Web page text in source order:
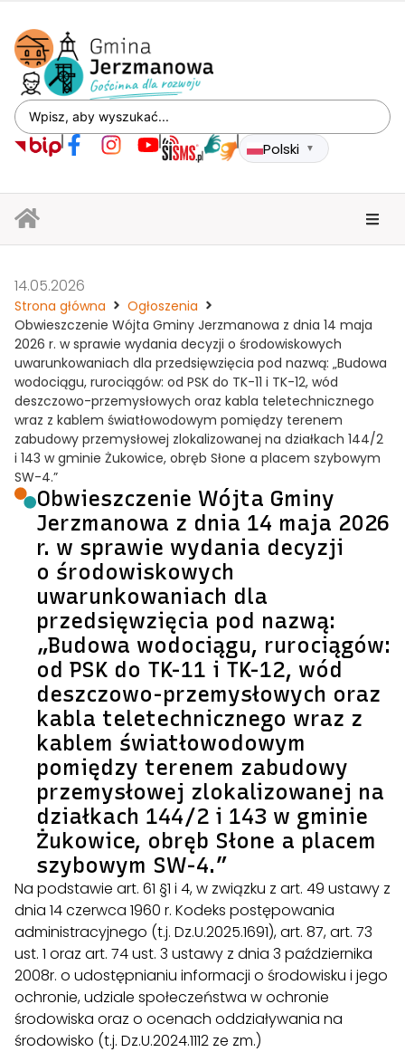
Polski ▼
14.05.2026
Strona główna
Ogłoszenia
Obwieszczenie Wójta Gminy Jerzmanowa z dnia 14 maja
2026 r. w sprawie wydania decyzji o środowiskowych
uwarunkowaniach dla przedsięwzięcia pod nazwą: „Budowa
wodociągu, rurociągów: od PSK do TK-11 i TK-12, wód
deszczowo-przemysłowych oraz kabla teletechnicznego
wraz z kablem światłowodowym pomiędzy terenem
zabudowy przemysłowej zlokalizowanej na działkach 144/2
i 143 w gminie Żukowice, obręb Słone a placem szybowym
SW-4.”
Obwieszczenie Wójta Gminy
Jerzmanowa z dnia 14 maja 2026
r. w sprawie wydania decyzji
o środowiskowych
uwarunkowaniach dla
przedsięwzięcia pod nazwą:
„Budowa wodociągu, rurociągów:
od PSK do TK-11 i TK-12, wód
deszczowo-przemysłowych oraz
kabla teletechnicznego wraz z
kablem światłowodowym
pomiędzy terenem zabudowy
przemysłowej zlokalizowanej na
działkach 144/2 i 143 w gminie
Żukowice, obręb Słone a placem
szybowym SW-4.”
Na podstawie art. 61 §1 i 4, w związku z art. 49 ustawy z
dnia 14 czerwca 1960 r. Kodeks postępowania
administracyjnego (t.j. Dz.U.2025.1691), art. 87, art. 73
ust. 1 oraz art. 74 ust. 3 ustawy z dnia 3 października
2008r. o udostępnianiu informacji o środowisku i jego
ochronie, udziale społeczeństwa w ochronie
środowiska oraz o ocenach oddziaływania na
środowisko (t.j. Dz.U.2024.1112 ze zm.)